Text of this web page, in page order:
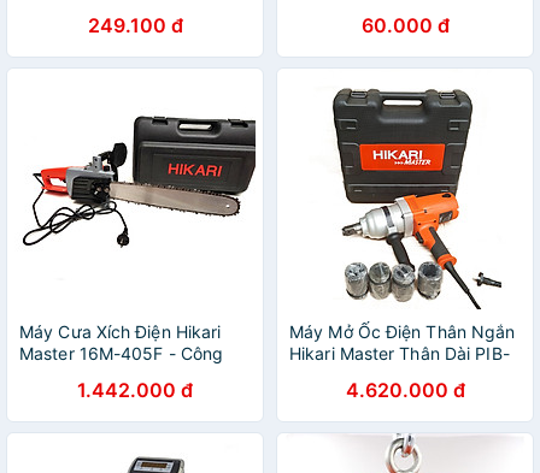
249.100 đ 60.000 đ
Máy Cưa Xích Điện Hikari
Master 16M-405F - Công
Chống Quá Tải, Ứng Dụng
Trong Cưa Những Thanh Gỗ,
Thân Cây, Xây Dựng, Đời
Sống - Hàng Chính Hãng
1.442.000 đ
Máy Mở Ốc Điện Thân Ngắn
Hikari Master Thân Dài PIB-
Mở Bulong Phù Hợp Lắp Ráp
Ô Tô, Cầu Đường, Đời Sống,
Công Nghệ Thái Lan - Hàng
4.620.000 đ